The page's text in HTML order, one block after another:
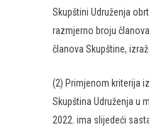
Skupštini Udruženja
razmjerno broju
članova Skupštine,
(2) Primjenom kriterija
Skupština Udruženja u
2022. ima slijedeći